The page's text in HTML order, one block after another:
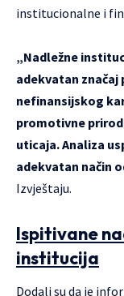
institucionalne i
„Nadležne
adekvatan
nefinansijskog
promotivne
uticaja. Analiza
adekvatan način
Izvještaju.
Ispitivane
institucija
Dodali su da je